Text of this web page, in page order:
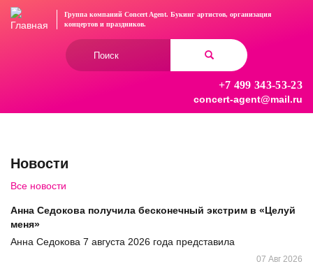
Перейти
Группа компаний Concert Agent. Букинг артистов, организация
концертови праздников.
+7 499 343-53-23
concert-agent@mail.ru
Новости
Все новости
Анна Седокова получила бесконечный экстрим в «Целуй
меня»
Анна Седокова 7 августа 2026 года представила
07 Авг 2026